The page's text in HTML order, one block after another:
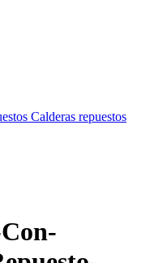
Calderas repuestos